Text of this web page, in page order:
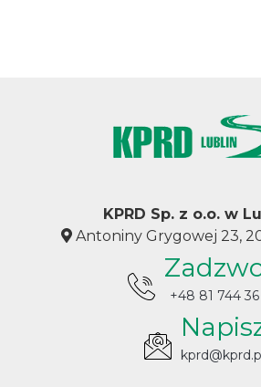
KPRD Sp. z o.o. w
Antoniny Grygowej 23,
+48 81 744 36
kprd@kprd.pl